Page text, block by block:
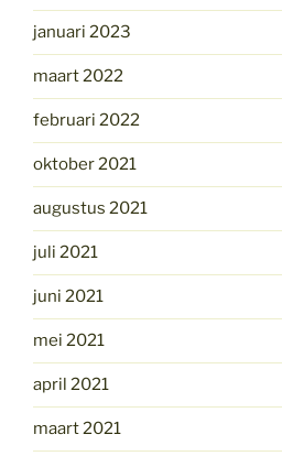
januari 2023
maart 2022
februari 2022
oktober 2021
augustus 2021
juli 2021
juni 2021
mei 2021
april 2021
maart 2021